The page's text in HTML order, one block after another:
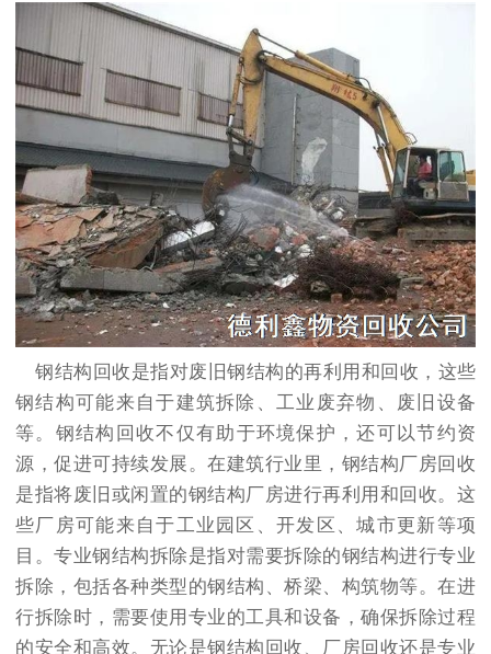
钢结构回收是指对废旧钢结构的再利用和回收，这些
钢结构可能来自于建筑拆除、工业废弃物、废旧设备
等。 钢结构回收不仅有助于环境保护，还可以节约资
源，促进可持续发展。在建筑行业里， 钢结构厂房回收
是指将废旧或闲置的钢结构厂房进行再利用和回收。这
些厂房可能来自于工业园区、开发区、城市更新等项
目。专业钢结构拆除是指对需要拆除的钢结构进行专业
拆除，包括各种类型的钢结构、桥梁、构筑物等。在进
行拆除时，需要使用专业的工具和设备，确保拆除过程
的安全和高效。无论是钢结构回收 、厂房回收还是专业